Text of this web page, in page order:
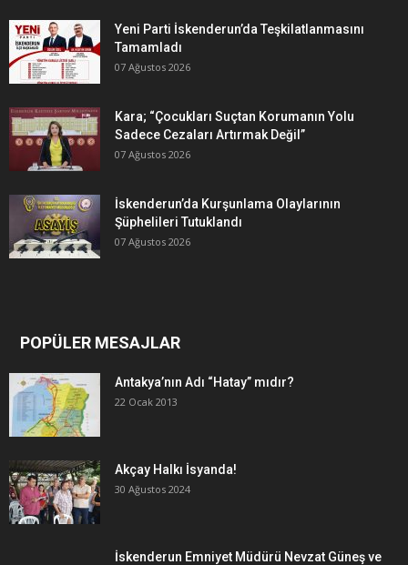
Yeni Parti İskenderun’da Teşkilatlanmasını
Tamamladı
07 Ağustos 2026
Kara; “Çocukları Suçtan Korumanın Yolu
Sadece Cezaları Artırmak Değil”
07 Ağustos 2026
İskenderun’da Kurşunlama Olaylarının
Şüphelileri Tutuklandı
07 Ağustos 2026
POPÜLER MESAJLAR
Antakya’nın Adı “Hatay” mıdır?
22 Ocak 2013
Akçay Halkı İsyanda!
30 Ağustos 2024
İskenderun Emniyet Müdürü Nevzat Güneş ve